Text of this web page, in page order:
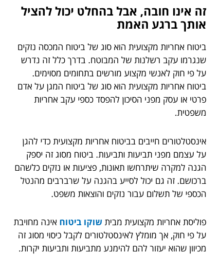
זה אינו חובה, אבל בהחלט יכול להציל
אותך ברגע האמת
ביטוח אחריות מקצועית הוא סוג של ביטוח המכסה נזקים
שנגרמו עקב רשלנות של המבוטח. בדרך כלל זה נדרש
על פי חוק לאנשי מקצוע מורשים בתחומים מסוימים.
ביטוח אחריות מקצועית הוא סוג של ביטוח המגן על אדם
פרטי או עסק מפני הסיכון להפסד כספי עקב אחריות
משפטית.
אינסטלטורים חייבים בביטוח אחריות מקצועית כדי להגן
על עצמם מפני תביעות ותביעות. ביטוח מסוג זה יספק
הגנה למקרה שיתרחשו תאונות, פציעות או נזקים כלשהם
ברכושם. זה גם יכול לסייע בהגנה על שרברבים מהנטל
הכספי של תשלום עבור נזקים והוצאות משפט.
פוליסת אחריות מקצועית מבית שוקו ביטוח אינה מחויבת
על פי חוק, אך מומלץ לאינסטלטורים לקבל כיסוי מסוג זה
מכיוון שהוא יעזור להם להימנע מתביעות ותביעות יקרות.